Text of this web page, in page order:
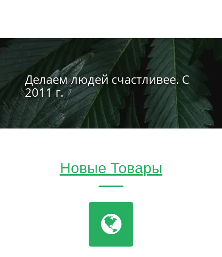
Делаем людей счастливее. С
2011 г.
Новые Товары